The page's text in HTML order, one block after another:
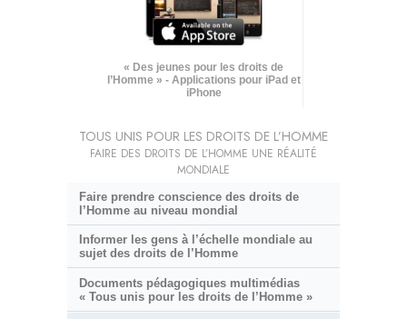
« Des jeunes pour les droits de
l’Homme » - Applications pour iPad et
iPhone
TOUS UNIS POUR LES DROITS DE L’HOMME
FAIRE DES DROITS DE L’HOMME UNE RÉALITÉ
MONDIALE
Faire prendre conscience des droits de
l’Homme au niveau mondial
Informer les gens à l’échelle mondiale au
sujet des droits de l’Homme
Documents pédagogiques multimédias
« Tous unis pour les droits de l’Homme »